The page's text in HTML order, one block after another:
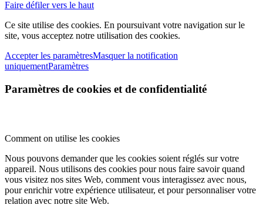
Faire défiler vers le haut
Ce site utilise des cookies. En poursuivant votre navigation sur le
site, vous acceptez notre utilisation des cookies.
Accepter les paramètresMasquer la notification
uniquementParamètres
Paramètres de cookies et de confidentialité
Comment on utilise les cookies
Nous pouvons demander que les cookies soient réglés sur votre
appareil. Nous utilisons des cookies pour nous faire savoir quand
vous visitez nos sites Web, comment vous interagissez avec nous,
pour enrichir votre expérience utilisateur, et pour personnaliser votre
relation avec notre site Web.